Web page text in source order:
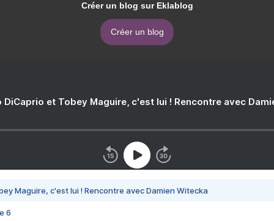
Créer un blog sur Eklablog
Créer un blog
DiCaprio et Tobey Maguire, c'est lui ! Rencontre avec
Maguire, c'est lui ! Rencontre avec Damien Witecka
6